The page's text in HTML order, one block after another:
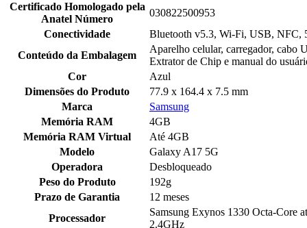
Certificado Homologado pela
Anatel Número
030822500953
Conectividade
Bluetooth v5.3, Wi-Fi, USB, NFC,
Conteúdo da Embalagem
Aparelho celular, carregador, cabo
Extrator de Chip e manual do
Cor
Azul
Dimensões do Produto
77.9 x 164.4 x 7.5 mm
Marca
Samsung
Memória RAM
4GB
Memória RAM Virtual
Até 4GB
Modelo
Galaxy A17 5G
Operadora
Desbloqueado
Peso do Produto
192g
Prazo de Garantia
12 meses
Processador
Samsung Exynos 1330 Octa-Core
2.4GHz